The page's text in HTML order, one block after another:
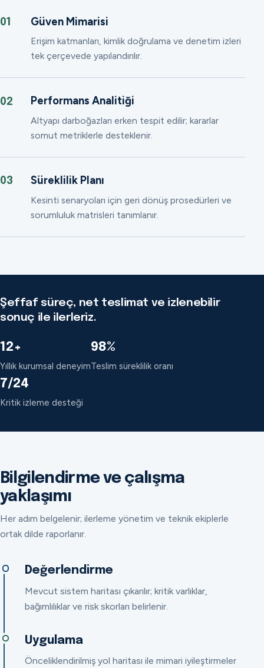
01 Güven Mimarisi
Erişim katmanları, kimlik doğrulama ve denetim izleri
tek çerçevede yapılandırılır.
02 Performans Analitiği
Altyapı darboğazları erken tespit edilir; kararlar
somut metriklerle desteklenir.
03 Süreklilik Planı
Kesinti senaryoları için geri dönüş prosedürleri ve
sorumluluk matrisleri tanımlanır.
Şeffaf süreç, net teslimat ve izlenebilir
sonuç ile ilerleriz.
12+
Yıllık kurumsal deneyim
98%
Teslim süreklilik oranı
7/24
Kritik izleme desteği
Bilgilendirme ve çalışma
yaklaşımı
Her adım belgelenir; ilerleme yönetim ve teknik ekiplerle
ortak dilde raporlanır.
Değerlendirme
Mevcut sistem haritası çıkarılır; kritik varlıklar,
bağımlılıklar ve risk skorları belirlenir.
Uygulama
Önceliklendirilmiş yol haritası ile mimari iyileştirmeler